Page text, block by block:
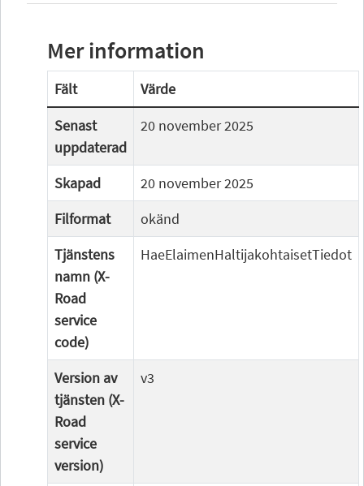
Mer information
Fält
Värde
Senast
uppdaterad
20 november 2025
Skapad
20 november 2025
Filformat
okänd
Tjänstens
namn (X-
Road
service
code)
HaeElaimenHaltijakohtaisetTiedot
Version av
tjänsten (X-
Road
service
version)
v3